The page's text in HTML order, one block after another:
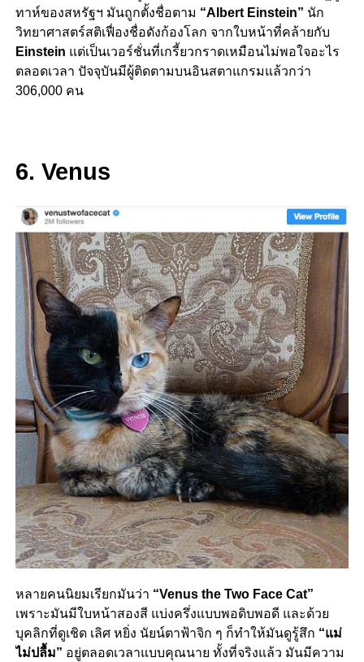
ทาห์ของสหรัฐฯ มันถูกตั้งชื่อตาม “Albert Einstein” นัก
วิทยาศาสตร์สติเฟื่องชื่อดังก้องโลก จากใบหน้าที่คล้ายกับ
Einstein แต่เป็นเวอร์ชั่นที่เกรี้ยวกราดเหมือนไม่พอใจอะไร
ตลอดเวลา ปัจจุบันมีผู้ติดตามบนอินสตาแกรมแล้วกว่า
306,000 คน
6. Venus
หลายคนนิยมเรียกมันว่า “Venus the Two Face Cat”
เพราะมันมีใบหน้าสองสี แบ่งครึ่งแบบพอดิบพอดี และด้วย
บุคลิกที่ดูเชิด เลิศ หยิ่ง นัยน์ตาฟ้าจิก ๆ ก็ทำให้มันดูรู้สึก “แม่
ไม่ปลื้ม” อยู่ตลอดเวลาแบบคุณนาย ทั้งที่จริงแล้ว มันมีความ